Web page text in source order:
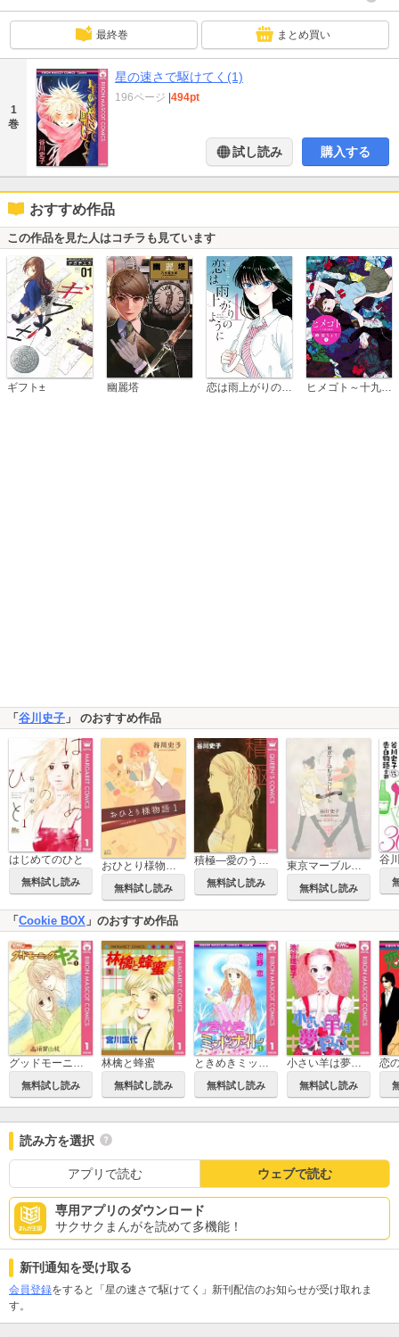
最終巻 まとめ買い
1
巻
星の速さで駆けてく(1)
196ページ 494pt
試し読み 購入する
おすすめ作品
この作品を見た人はコチラも見ています
ギフト± 幽麗塔 恋は雨上がりのように ヒメゴト～十九歳の制服～
「 谷川史子 」 のおすすめ作品
はじめてのひと
無料試し読み
無料試し読み
積極―愛のうた―
無料試し読み 無料試し読み
「Cookie BOX 」のおすすめ作品
グッドモーニング・キス
無料試し読み
林檎と蜂蜜
無料試し読み
ときめきミッドナイト
無料試し読み
小さい羊は夢をみる
無料試し読み
恋
読み方を選択
アプリで読む ウェブで読む
専用アプリのダウンロード
サクサクまんがを読めて多機能！
新刊通知を受け取る
会員登録をすると「星の速さで駆けてく」新刊配信のお知らせが受け取れま
す。